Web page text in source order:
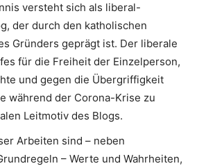
versteht sich als liberal-
der durch den katholischen
Gründers geprägt ist. Der liberale
für die Freiheit der Einzelperson,
und gegen die Übergriffigkeit
während der Corona-Krise zu
Leitmotiv des Blogs.
Arbeiten sind – neben
– Werte und Wahrheiten,